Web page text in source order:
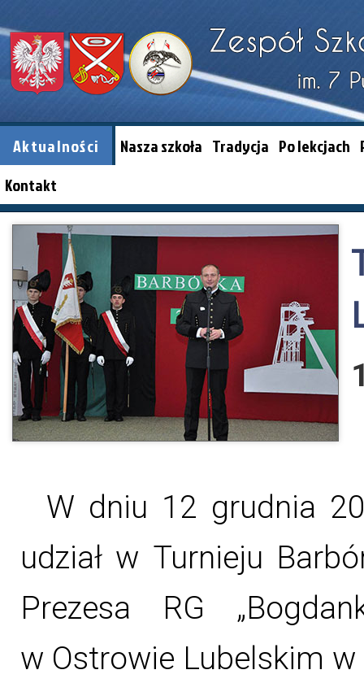
Aktualności Nasza szkoła Tradycja Po lekcjach
Kontakt
W dniu 12 grudnia
udział w Turnieju
Prezesa RG
w Ostrowie Lubelskim